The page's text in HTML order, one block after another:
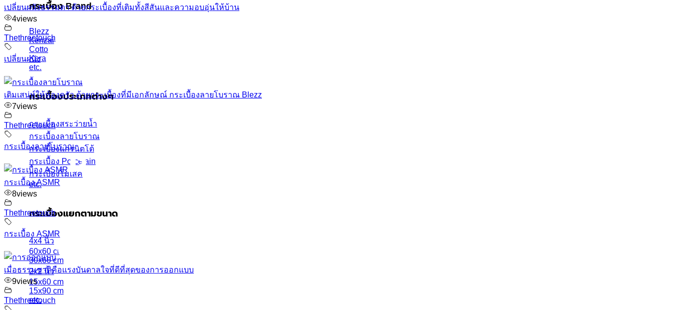
กระเบื้อง Brand
Blezz
Kenzai
Cotto
Kera
etc.
กระเบื้องประเภทต่างๆ
กระเบื้องสระว่ายน้ำ
กระเบื้องลายโบราณ
กระเบื้องแกรนิตโต้
กระเบื้อง Porcelain
กระเบื้องโมเสค
etc.
กระเบื้องแยกตามขนาด
4x4 นิ้ว
60x60 cm
30x60 cm
2x2 นิ้ว
15x60 cm
15x90 cm
etc.
เปลี่ยนผนังธรรมดา ด้วยกระเบื้องที่เติมทั้งสีสันและความอบอุ่นให้บ้าน
4views
Thethreetouch
เปลี่ยนผนัง
เติมเสน่ห์ให้ห้องครัว ด้วยกระเบื้องที่มีเอกลักษณ์ กระเบื้องลายโบราณ Blezz
7views
Thethreetouch
กระเบื้องลายโบราณ
กระเบื้อง ASMR
8views
Thethreetouch
กระเบื้อง ASMR
เมื่อธรรมชาติคือแรงบันดาลใจที่ดีที่สุดของการออกแบบ
9views
Thethreetouch